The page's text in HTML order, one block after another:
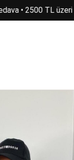
• 2500 TL